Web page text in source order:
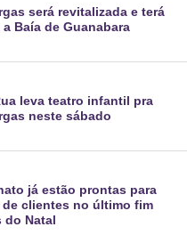
será revitalizada e terá
Baía de Guanabara
leva teatro infantil pra
neste sábado
já estão prontas para
de clientes no último fim
do Natal